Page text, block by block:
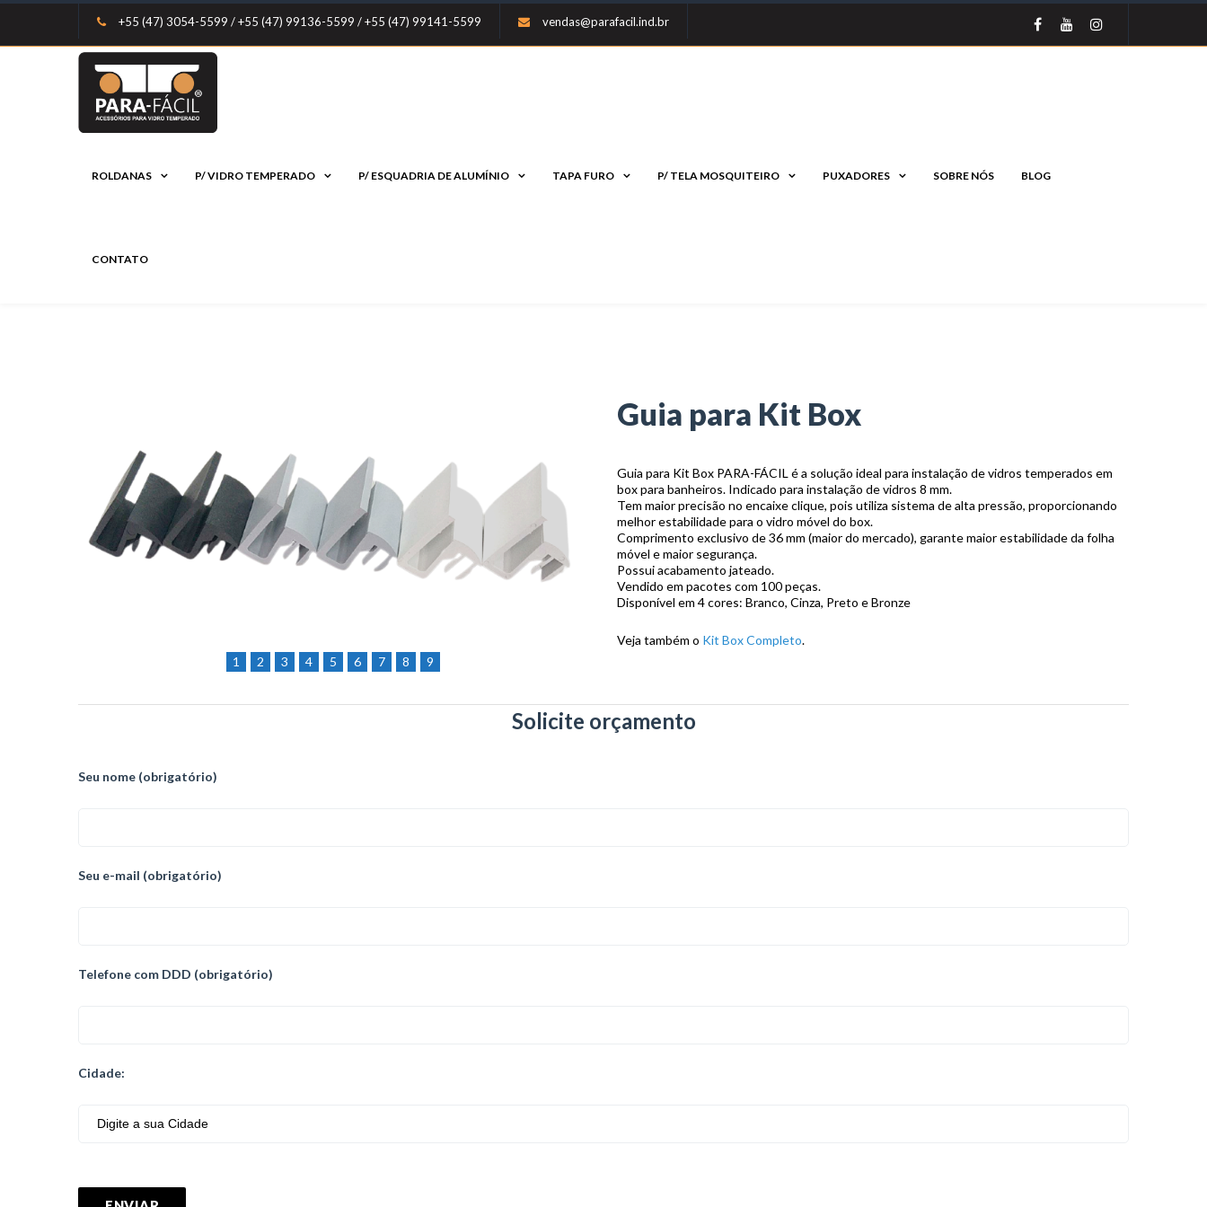
+55 (47) 3054-5599 / +55 (47) 99136-5599 / +55 (47) 99141-5599 vendas@parafacil.ind.br
ROLDANAS P/ VIDRO TEMPERADO P/ ESQUADRIA DE ALUMÍNIO TAPA FURO P/ TELA MOSQUITEIRO PUXADORES SOBRE NÓS BLOG
CONTATO
1 2 3 4 5 6 7 8 9
Guia para Kit Box
Guia para Kit Box PARA-FÁCIL é a solução ideal para instalação de vidros temperados em
box para banheiros. Indicado para instalação de vidros 8 mm.
Tem maior precisão no encaixe clique, pois utiliza sistema de alta pressão, proporcionando
melhor estabilidade para o vidro móvel do box.
Comprimento exclusivo de 36 mm (maior do mercado), garante maior estabilidade da folha
móvel e maior segurança.
Possui acabamento jateado.
Vendido em pacotes com 100 peças.
Disponível em 4 cores: Branco, Cinza, Preto e Bronze
Veja também o Kit Box Completo.
Solicite orçamento
Seu nome (obrigatório)
Seu e-mail (obrigatório)
Telefone com DDD (obrigatório)
Cidade: